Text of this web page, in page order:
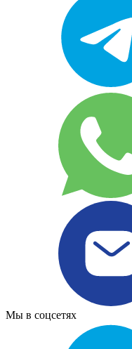
Мы в соцсетях